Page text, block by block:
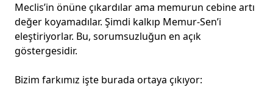
Meclis’in önüne çıkardılar ama memurun cebine artı
değer koyamadılar. Şimdi kalkıp Memur-Sen’i
eleştiriyorlar. Bu, sorumsuzluğun en açık
göstergesidir.
Bizim farkımız işte burada ortaya çıkıyor: